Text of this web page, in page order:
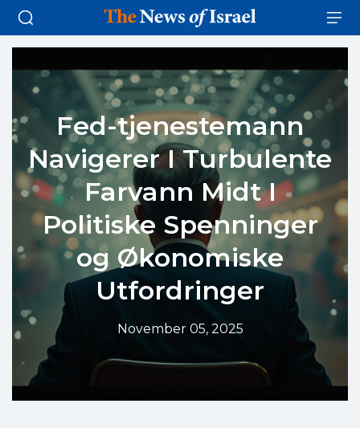
Fed-tjenestemann
Navigerer I Turbulente
Farvann Midt I
Politiske Spenninger
og Økonomiske
Utfordringer
November 05, 2025